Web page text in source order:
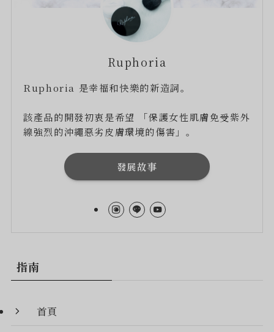
Ruphoria
Ruphoria 是幸福和快樂的新造詞。
該產品的開發初衷是希望 「保護女性肌膚免受紫外
線強烈的沖繩惡劣皮膚環境的傷害」。
發展故事
指南
首頁